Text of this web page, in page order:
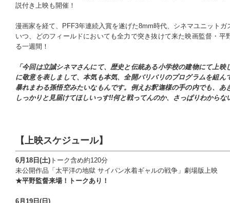
説付き上映も開催！
漫画家を経て、PFF3年連続入賞を遂げた8mm時代、シネマユニット
いつ、どのフィールドにおいても全力で突き抜けて来た映画監督・
る一週間！
「今回は立誠シネマさんにて、歴史と伝統ある小学校の建物にて上
に敬意を表しまして、本気も本気、全開バリバリのプログラムを組
暴れまわる孫悟空みたいなもんです。例えお釈迦様の手の内でも、
しっかりと見届けてほしいっす!!何と戦ってんのか、さっぱりわからな
【上映スケジュール】
6月18日(土) トーク含め約120分
未公開作品「太平洋の地獄 サイパン水着ギャルの戦争」劇場版上映
★平野監督来場！トークあり！
6月19日(日)